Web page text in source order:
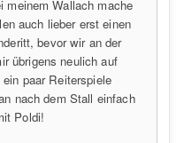
meinem Wallach mache
auch lieber erst einen
bevor wir an der
übrigens neulich auf
paar Reiterspiele
nach dem Stall einfach
Poldi!